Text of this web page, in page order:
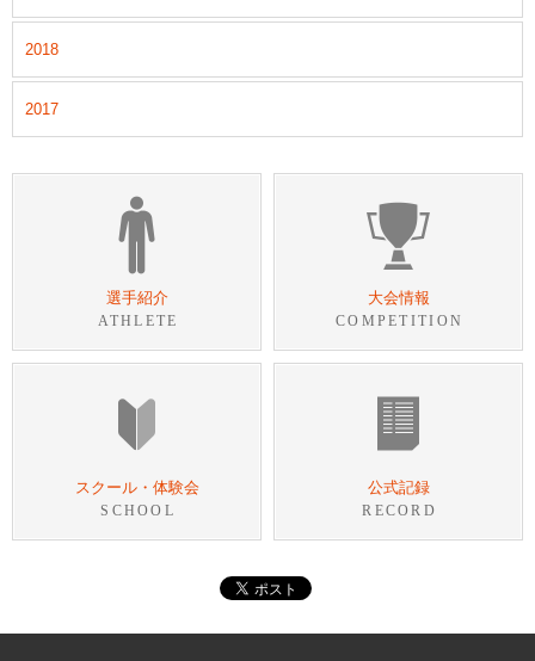
2018
2017
選手紹介
ATHLETE
大会情報
COMPETITION
スクール・体験会
SCHOOL
公式記録
RECORD